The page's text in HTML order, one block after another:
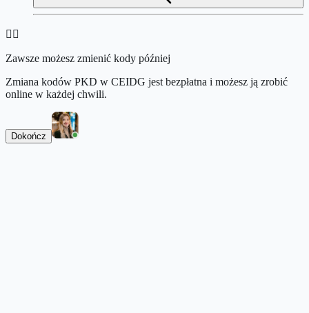
👉🏻
Zawsze możesz zmienić kody później
Zmiana kodów PKD w CEIDG jest bezpłatna i możesz ją zrobić
online w każdej chwili.
Dokończ